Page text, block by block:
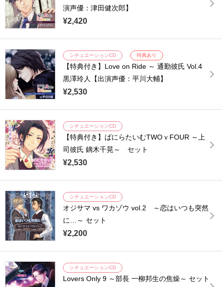
演声優：津田健次郎】
¥2,420
シチュエーションCD 特典あり
【特典付き】Love on Ride ～ 通勤彼氏 Vol.4
黒澤玲人【出演声優：平川大輔】
¥2,530
シチュエーションCD
【特典付き】ばにらたいむTWOｖFOUR ～上
司彼氏 鏑木千晃～ セット
¥2,530
シチュエーションCD
オジサマ vs ワカゾウ vol.2 ～恋はいつも突然
に…～ セット
¥2,200
シチュエーションCD
Lovers Only 9 ～部長 一柳邦生の焦燥～ セット